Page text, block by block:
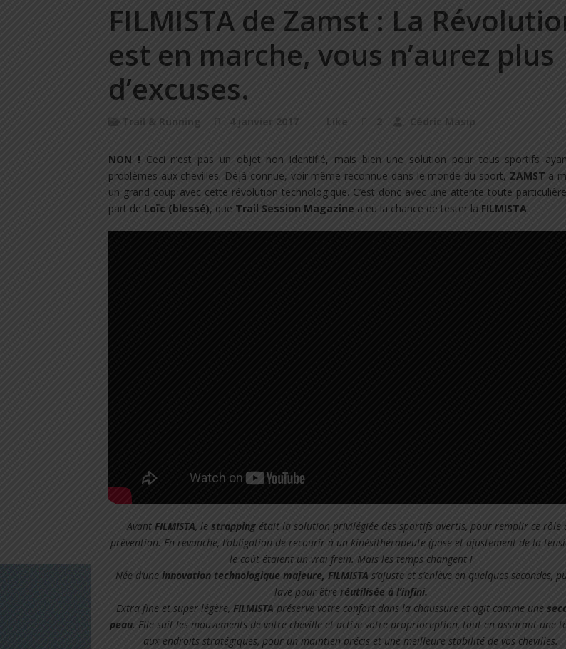
FILMISTA de Zamst : La
est en marche, vous n’aurez plus
d’excuses.
Trail & Running 4 janvier 2017 Like 2 Cédric Masip
NON ! Ceci n’est pas un objet non identifié, mais bien une solution pour tous sportifs
problèmes aux chevilles. Déjà connue, voir même reconnue dans le monde du sport, ZAMST a
un grand coup avec cette révolution technologique. C’est donc avec une attente toute
part de Loïc (blessé), que Trail Session Magazine a eu la chance de tester la FILMISTA.
Avant FILMISTA, le strapping était la solution privilégiée des sportifs avertis, pour remplir ce rôle
prévention. En revanche, l’obligation de recourir à un kinésithérapeute (pose et ajustement de la
le coût étaient un vrai frein. Mais les temps changent !
Née d’une innovation technologique majeure, FILMISTA s’ajuste et s’enlève en quelques secondes,
lave pour être réutilisée à l’infini.
Extra fine et super légère, FILMISTA préserve votre confort dans la chaussure et agit comme une
peau. Elle suit les mouvements de votre cheville et active votre proprioception, tout en assurant une
aux endroits stratégiques, pour un maintien précis et une meilleure stabilité de vos chevilles.